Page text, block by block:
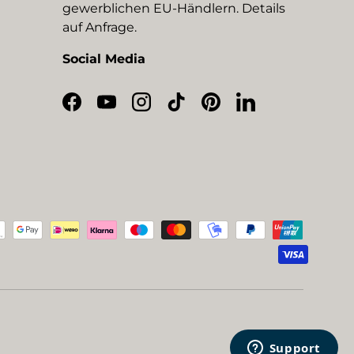
gewerblichen EU-Händlern. Details
auf Anfrage.
Social Media
Facebook
YouTubeInstagram
TikTokPinterestLinkedIn